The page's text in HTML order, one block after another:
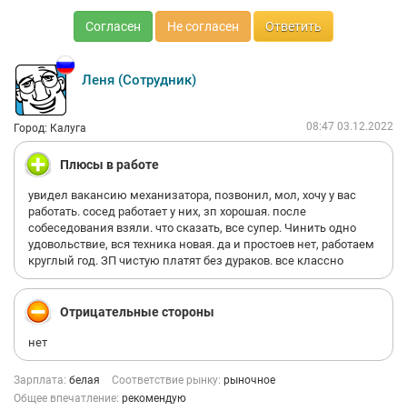
Согласен Не согласен Ответить
Леня (Сотрудник)
Город: Калуга 08:47 03.12.2022
Плюсы в работе
увидел вакансию механизатора, позвонил, мол, хочу у вас
работать. сосед работает у них, зп хорошая. после
собеседования взяли. что сказать, все супер. Чинить одно
удовольствие, вся техника новая. да и простоев нет, работаем
круглый год. ЗП чистую платят без дураков. все классно
Отрицательные стороны
нет
Зарплата: белая Соответствие рынку: рыночное
Общее впечатление: рекомендую